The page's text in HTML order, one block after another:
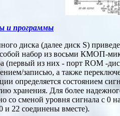
и программы
диска (далее диск S)
собой набор из восьми КМОП-
(первый из них - порт ROM -
записью, а также
определяется состоянием
хранения. Для более
со сменой уровня сигнала с 0
и 22 соединены вместе).